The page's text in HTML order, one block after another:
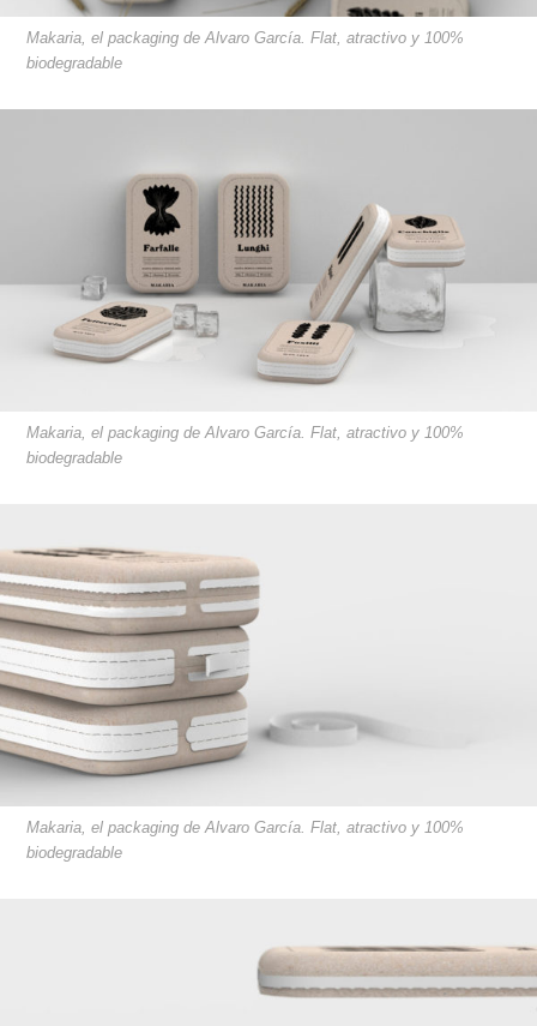
Makaria, el packaging de Alvaro García. Flat, atractivo y 100%
biodegradable
Makaria, el packaging de Alvaro García. Flat, atractivo y 100%
biodegradable
Makaria, el packaging de Alvaro García. Flat, atractivo y 100%
biodegradable